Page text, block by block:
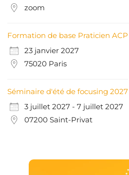
zoom
Formation de base Praticien ACP
23 janvier 2027
75020 Paris
Séminaire d'été de focusing 2027
3 juillet 2027 - 7 juillet 2027
07200 Saint-Privat